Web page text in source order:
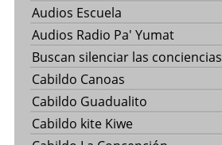
Audios Escuela
Audios Radio Pa' Yumat
Buscan silenciar las conciencias
Cabildo Canoas
Cabildo Guadualito
Cabildo kite Kiwe